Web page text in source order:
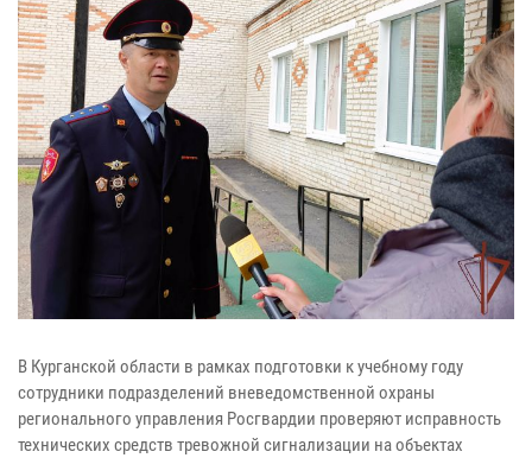
В Курганской области в рамках подготовки к учебному году
сотрудники подразделений вневедомственной охраны
регионального управления Росгвардии проверяют исправность
технических средств тревожной сигнализации на объектах